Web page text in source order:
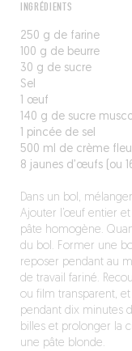
INGRÉDIENTS
250 g de farine
100 g de beurre
30 g de sucre
Sel
1 œuf
140 g de sucre
1 pincée de sel
500 ml de crème
8 jaunes d’œufs (ou
Dans un bol,
Ajouter l’œuf entier
pâte homogène.
du bol. Former une
reposer pendant au
de travail fariné.
ou film transparent,
pendant dix minutes
billes et prolonger la
une pâte blonde.